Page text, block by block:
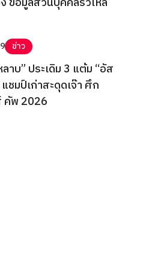
ข่าว
าบ” ประเดิม 3 แต้ม “อัส
ชมป์เก่าสะดุดเจ๊า ศึก
คัพ 2026